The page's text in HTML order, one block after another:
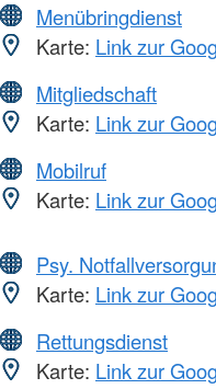
Menübringdienst
Karte: Link zur
Mitgliedschaft
Karte: Link zur
Mobilruf
Karte: Link zur
Psy.
Karte: Link zur
Rettungsdienst
Karte: Link zur